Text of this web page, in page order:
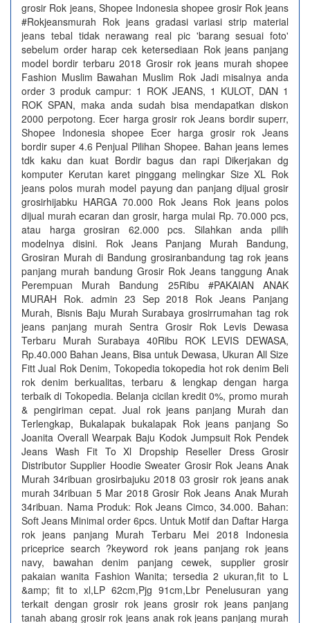
grosir Rok jeans, Shopee Indonesia shopee grosir Rok jeans
#Rokjeansmurah Rok jeans gradasi variasi strip material
jeans tebal tidak nerawang real pic 'barang sesuai foto'
sebelum order harap cek ketersediaan Rok jeans panjang
model bordir terbaru 2018 Grosir rok jeans murah shopee
Fashion Muslim Bawahan Muslim Rok Jadi misalnya anda
order 3 produk campur: 1 ROK JEANS, 1 KULOT, DAN 1
ROK SPAN, maka anda sudah bisa mendapatkan diskon
2000 perpotong. Ecer harga grosir rok Jeans bordir superr,
Shopee Indonesia shopee Ecer harga grosir rok Jeans
bordir super 4.6 Penjual Pilihan Shopee. Bahan jeans lemes
tdk kaku dan kuat Bordir bagus dan rapi Dikerjakan dg
komputer Kerutan karet pinggang melingkar Size XL Rok
jeans polos murah model payung dan panjang dijual grosir
grosirhijabku HARGA 70.000 Rok Jeans Rok jeans polos
dijual murah ecaran dan grosir, harga mulai Rp. 70.000 pcs,
atau harga grosiran 62.000 pcs. Silahkan anda pilih
modelnya disini. Rok Jeans Panjang Murah Bandung,
Grosiran Murah di Bandung grosiranbandung tag rok jeans
panjang murah bandung Grosir Rok Jeans tanggung Anak
Perempuan Murah Bandung 25Ribu #PAKAIAN ANAK
MURAH Rok. admin 23 Sep 2018 Rok Jeans Panjang
Murah, Bisnis Baju Murah Surabaya grosirrumahan tag rok
jeans panjang murah Sentra Grosir Rok Levis Dewasa
Terbaru Murah Surabaya 40Ribu ROK LEVIS DEWASA,
Rp.40.000 Bahan Jeans, Bisa untuk Dewasa, Ukuran All Size
Fitt Jual Rok Denim, Tokopedia tokopedia hot rok denim Beli
rok denim berkualitas, terbaru & lengkap dengan harga
terbaik di Tokopedia. Belanja cicilan kredit 0%, promo murah
& pengiriman cepat. Jual rok jeans panjang Murah dan
Terlengkap, Bukalapak bukalapak Rok jeans panjang So
Joanita Overall Wearpak Baju Kodok Jumpsuit Rok Pendek
Jeans Wash Fit To Xl Dropship Reseller Dress Grosir
Distributor Supplier Hoodie Sweater Grosir Rok Jeans Anak
Murah 34ribuan grosirbajuku 2018 03 grosir rok jeans anak
murah 34ribuan 5 Mar 2018 Grosir Rok Jeans Anak Murah
34ribuan. Nama Produk: Rok Jeans Cimco, 34.000. Bahan:
Soft Jeans Minimal order 6pcs. Untuk Motif dan Daftar Harga
rok jeans panjang Murah Terbaru Mei 2018 Indonesia
priceprice search ?keyword rok jeans panjang rok jeans
navy, bawahan denim panjang cewek, supplier grosir
pakaian wanita Fashion Wanita; tersedia 2 ukuran,fit to L
&amp; fit to xl,LP 62cm,Pjg 91cm,Lbr Penelusuran yang
terkait dengan grosir rok jeans grosir rok jeans panjang
tanah abang grosir rok jeans anak rok jeans panjang murah